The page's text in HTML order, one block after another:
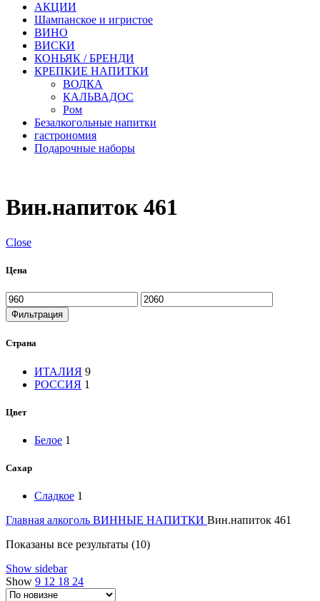
АКЦИИ
Шампанское и игристое
ВИНО
ВИСКИ
КОНЬЯК / БРЕНДИ
КРЕПКИЕ НАПИТКИ
ВОДКА
КАЛЬВАДОС
Ром
Безалкогольные напитки
гастрономия
Подарочные наборы
Вин.напиток 461
Close
Цена
Минимальная
цена
Максимальная
цена
Фильтрация
Страна
ИТАЛИЯ 9
РОССИЯ 1
Цвет
Белое 1
Сахар
Сладкое 1
Главная алкоголь ВИННЫЕ НАПИТКИ Вин.напиток 461
Показаны все результаты (10)Сортировка:
Show sidebar
Show 9 12 18 24